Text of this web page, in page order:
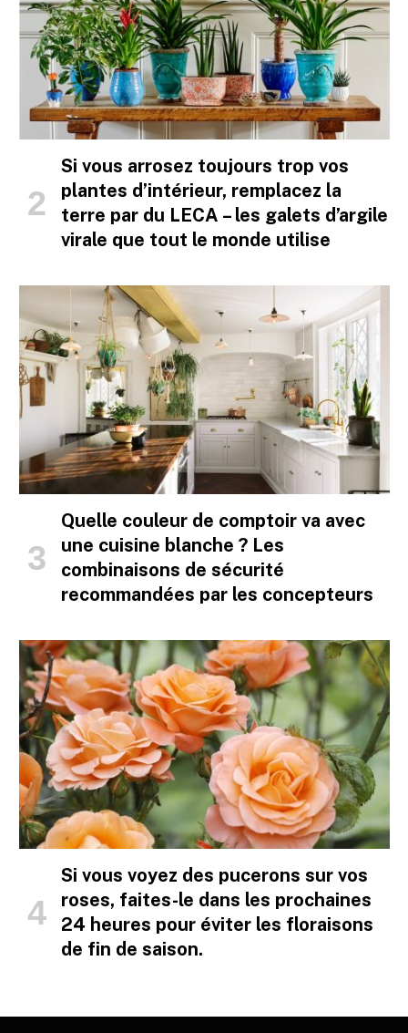
Si vous arrosez toujours trop vos
plantes d’intérieur, remplacez la
terre par du LECA – les galets d’argile
virale que tout le monde utilise
Quelle couleur de comptoir va avec
une cuisine blanche ? Les
combinaisons de sécurité
recommandées par les concepteurs
Si vous voyez des pucerons sur vos
roses, faites-le dans les prochaines
24 heures pour éviter les floraisons
de fin de saison.